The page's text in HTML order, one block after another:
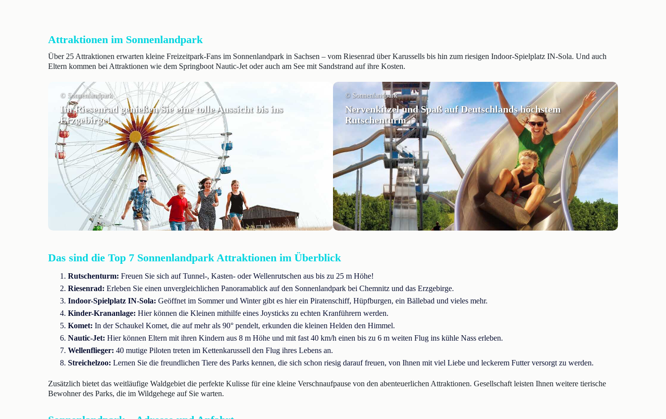
Attraktionen im Sonnenlandpark
Über 25 Attraktionen erwarten kleine Freizeitpark-Fans im Sonnenlandpark in Sachsen – vom Riesenrad über Karussells bis hin zum riesigen Indoor-Spielplatz IN-Sola. Und auch
Eltern kommen bei Attraktionen wie dem Springboot Nautic-Jet oder auch am See mit Sandstrand auf ihre Kosten.
© Sonnenlandpark
Im Riesenrad genießen Sie eine tolle Aussicht bis ins
Erzgebirge!
© Sonnenlandpark
Nervenkitzel und Spaß auf Deutschlands höchstem
Rutschenturm
Das sind die Top 7 Sonnenlandpark Attraktionen im Überblick
Rutschenturm: Freuen Sie sich auf Tunnel-, Kasten- oder Wellenrutschen aus bis zu 25 m Höhe!
Riesenrad: Erleben Sie einen unvergleichlichen Panoramablick auf den Sonnenlandpark bei Chemnitz und das Erzgebirge.
Indoor-Spielplatz IN-Sola: Geöffnet im Sommer und Winter gibt es hier ein Piratenschiff, Hüpfburgen, ein Bällebad und vieles mehr.
Kinder-Krananlage: Hier können die Kleinen mithilfe eines Joysticks zu echten Kranführern werden.
Komet: In der Schaukel Komet, die auf mehr als 90° pendelt, erkunden die kleinen Helden den Himmel.
Nautic-Jet: Hier können Eltern mit ihren Kindern aus 8 m Höhe und mit fast 40 km/h einen bis zu 6 m weiten Flug ins kühle Nass erleben.
Wellenflieger: 40 mutige Piloten treten im Kettenkarussell den Flug ihres Lebens an.
Streichelzoo: Lernen Sie die freundlichen Tiere des Parks kennen, die sich schon riesig darauf freuen, von Ihnen mit viel Liebe und leckerem Futter versorgt zu werden.
Zusätzlich bietet das weitläufige Waldgebiet die perfekte Kulisse für eine kleine Verschnaufpause von den abenteuerlichen Attraktionen. Gesellschaft leisten Ihnen weitere tierische
Bewohner des Parks, die im Wildgehege auf Sie warten.